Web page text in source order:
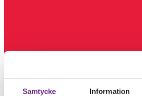
Samtycke Information